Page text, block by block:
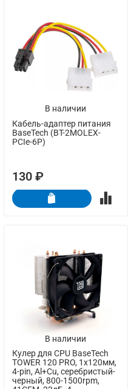
В наличии
Кабель-адаптер питания
BaseTech (BT-2MOLEX-
PCIe-6P)
130 ₽
В наличии
Кулер для CPU BaseTech
TOWER 120 PRO, 1х120мм,
4-pin, Al+Cu, серебристый-
черный, 800-1500rpm,